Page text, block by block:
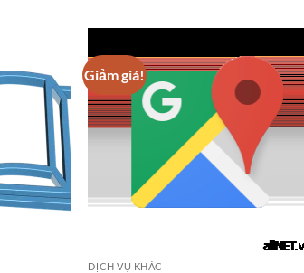
Giảm giá!
DỊCH VỤ KHÁC